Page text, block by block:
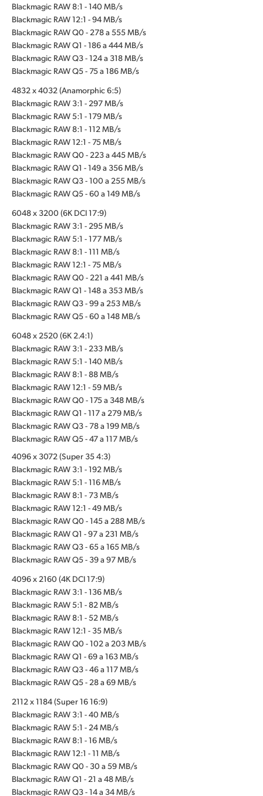
Blackmagic RAW 8:1 - 140 MB/s
Blackmagic RAW 12:1 - 94 MB/s
Blackmagic RAW Q0 - 278 a 555 MB/s
Blackmagic RAW Q1 - 186 a 444 MB/s
Blackmagic RAW Q3 - 124 a 318 MB/s
Blackmagic RAW Q5 - 75 a 186 MB/s
4832 x 4032 (Anamorphic 6:5)
Blackmagic RAW 3:1 - 297 MB/s
Blackmagic RAW 5:1 - 179 MB/s
Blackmagic RAW 8:1 - 112 MB/s
Blackmagic RAW 12:1 - 75 MB/s
Blackmagic RAW Q0 - 223 a 445 MB/s
Blackmagic RAW Q1 - 149 a 356 MB/s
Blackmagic RAW Q3 - 100 a 255 MB/s
Blackmagic RAW Q5 - 60 a 149 MB/s
6048 x 3200 (6K DCI 17:9)
Blackmagic RAW 3:1 - 295 MB/s
Blackmagic RAW 5:1 - 177 MB/s
Blackmagic RAW 8:1 - 111 MB/s
Blackmagic RAW 12:1 - 75 MB/s
Blackmagic RAW Q0 - 221 a 441 MB/s
Blackmagic RAW Q1 - 148 a 353 MB/s
Blackmagic RAW Q3 - 99 a 253 MB/s
Blackmagic RAW Q5 - 60 a 148 MB/s
6048 x 2520 (6K 2.4:1)
Blackmagic RAW 3:1 - 233 MB/s
Blackmagic RAW 5:1 - 140 MB/s
Blackmagic RAW 8:1 - 88 MB/s
Blackmagic RAW 12:1 - 59 MB/s
Blackmagic RAW Q0 - 175 a 348 MB/s
Blackmagic RAW Q1 - 117 a 279 MB/s
Blackmagic RAW Q3 - 78 a 199 MB/s
Blackmagic RAW Q5 - 47 a 117 MB/s
4096 x 3072 (Super 35 4:3)
Blackmagic RAW 3:1 - 192 MB/s
Blackmagic RAW 5:1 - 116 MB/s
Blackmagic RAW 8:1 - 73 MB/s
Blackmagic RAW 12:1 - 49 MB/s
Blackmagic RAW Q0 - 145 a 288 MB/s
Blackmagic RAW Q1 - 97 a 231 MB/s
Blackmagic RAW Q3 - 65 a 165 MB/s
Blackmagic RAW Q5 - 39 a 97 MB/s
4096 x 2160 (4K DCI 17:9)
Blackmagic RAW 3:1 - 136 MB/s
Blackmagic RAW 5:1 - 82 MB/s
Blackmagic RAW 8:1 - 52 MB/s
Blackmagic RAW 12:1 - 35 MB/s
Blackmagic RAW Q0 - 102 a 203 MB/s
Blackmagic RAW Q1 - 69 a 163 MB/s
Blackmagic RAW Q3 - 46 a 117 MB/s
Blackmagic RAW Q5 - 28 a 69 MB/s
2112 x 1184 (Super 16 16:9)
Blackmagic RAW 3:1 - 40 MB/s
Blackmagic RAW 5:1 - 24 MB/s
Blackmagic RAW 8:1 - 16 MB/s
Blackmagic RAW 12:1 - 11 MB/s
Blackmagic RAW Q0 - 30 a 59 MB/s
Blackmagic RAW Q1 - 21 a 48 MB/s
Blackmagic RAW Q3 - 14 a 34 MB/s